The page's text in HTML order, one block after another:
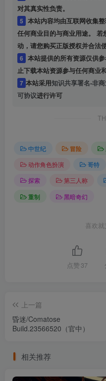
对其真实性负责。
5
任何商业目的与商业用途。
动，请您购买正版授权并合法使
6 本站提供的所有资源仅供
止下载本站资源参与任何商业
7 本站采用知识共享署名-非
可协议进行许可
中世纪 冒险
动作角色扮演
哥特
探索
第三人称
重制
黑暗奇幻
喜欢
点赞 37
上一篇
昏迷/Comatose
Build.23566520（官中）
相关推荐